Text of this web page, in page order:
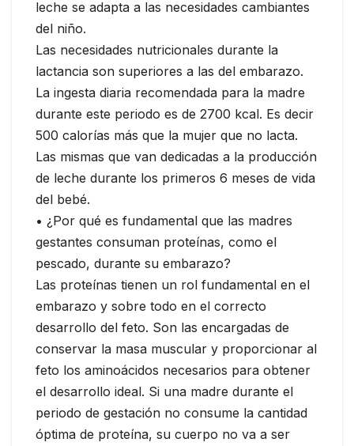
leche se adapta a las necesidades cambiantes
del niño.
Las necesidades nutricionales durante la
lactancia son superiores a las del embarazo.
La ingesta diaria recomendada para la madre
durante este periodo es de 2700 kcal. Es decir
500 calorías más que la mujer que no lacta.
Las mismas que van dedicadas a la producción
de leche durante los primeros 6 meses de vida
del bebé.
• ¿Por qué es fundamental que las madres
gestantes consuman proteínas, como el
pescado, durante su embarazo?
Las proteínas tienen un rol fundamental en el
embarazo y sobre todo en el correcto
desarrollo del feto. Son las encargadas de
conservar la masa muscular y proporcionar al
feto los aminoácidos necesarios para obtener
el desarrollo ideal. Si una madre durante el
periodo de gestación no consume la cantidad
óptima de proteína, su cuerpo no va a ser